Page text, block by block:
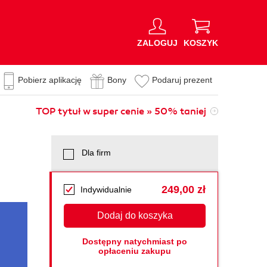
ZALOGUJ KOSZYK
Pobierz aplikację Bony Podaruj prezent
TOP tytuł w super cenie » 50% taniej
Dla firm
Indywidualnie 249,00 zł
Dodaj do koszyka
Dostępny natychmiast po
opłaceniu zakupu